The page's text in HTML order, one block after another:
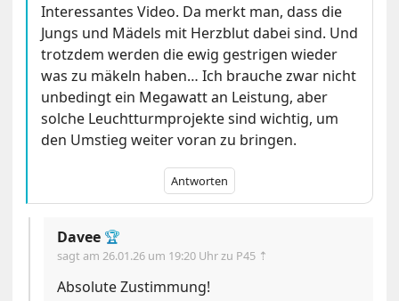
Interessantes Video. Da merkt man, dass die
Jungs und Mädels mit Herzblut dabei sind. Und
trotzdem werden die ewig gestrigen wieder
was zu mäkeln haben… Ich brauche zwar nicht
unbedingt ein Megawatt an Leistung, aber
solche Leuchtturmprojekte sind wichtig, um
den Umstieg weiter voran zu bringen.
Antworten
Davee 🏆
sagt am 26.01.26 um 19:20 Uhr zu P45 ⇡
Absolute Zustimmung!